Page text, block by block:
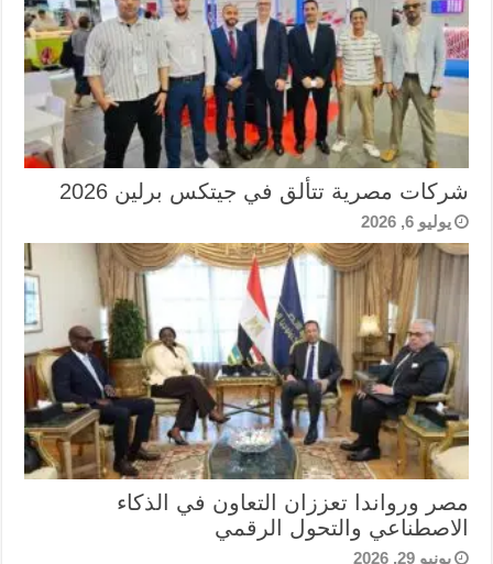
شركات مصرية تتألق في جيتكس برلين 2026
يوليو 6, 2026
مصر ورواندا تعززان التعاون في الذكاء
الاصطناعي والتحول الرقمي
يونيو 29, 2026